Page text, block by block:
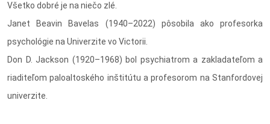
Všetko dobré je na niečo zlé.
Janet Beavin Bavelas (1940–2022) pôsobila ako profesorka
psychológie na Univerzite vo Victorii.
Don D. Jackson (1920–1968) bol psychiatrom a zakladateľom a
riaditeľom paloaltoského inštitútu a profesorom na Stanfordovej
univerzite.